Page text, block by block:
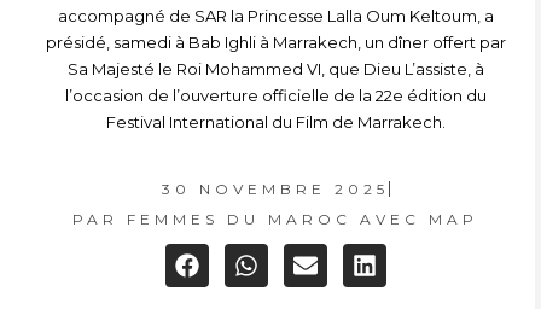
accompagné de SAR la Princesse Lalla Oum Keltoum, a
présidé, samedi à Bab Ighli à Marrakech, un dîner offert par
Sa Majesté le Roi Mohammed VI, que Dieu L’assiste, à
l’occasion de l’ouverture officielle de la 22e édition du
Festival International du Film de Marrakech.
30 NOVEMBRE 2025
PAR
FEMMES DU MAROC AVEC MAP